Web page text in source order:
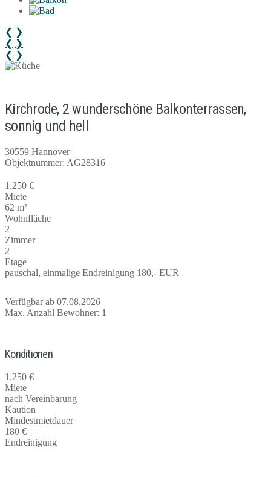
❮ ❯
❮ ❯
❮ ❯
Kirchrode, 2 wunderschöne Balkonterrassen,
sonnig und hell
30559 Hannover
Objektnummer: AG28316
1.250 €
Miete
62 m²
Wohnfläche
2
Zimmer
2
Etage
pauschal, einmalige Endreinigung 180,- EUR
Verfügbar ab 07.08.2026
Max. Anzahl Bewohner: 1
Konditionen
1.250 €
Miete
nach Vereinbarung
Kaution
Mindestmietdauer
180 €
Endreinigung